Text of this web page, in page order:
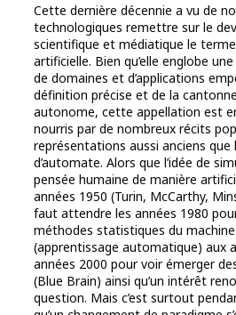
Cette dernière décennie a vu de
technologiques remettre sur le
scientifique et médiatique le terme
artificielle. Bien qu’elle englobe
de domaines et d’applications
définition précise et de la
autonome, cette appellation est
nourris par de nombreux récits
représentations aussi anciens que
d’automate. Alors que l’idée de
pensée humaine de manière
années 1950 (Turin, McCarthy,
faut attendre les années 1980
méthodes statistiques du
(apprentissage automatique) aux
années 2000 pour voir émerger
(Blue Brain) ainsi qu’un intérêt
question. Mais c’est surtout